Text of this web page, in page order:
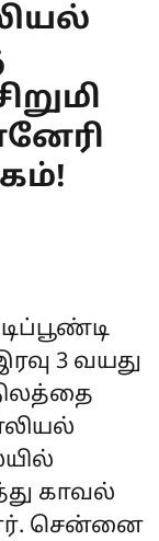
3 வயது
காவல்
சென்னை